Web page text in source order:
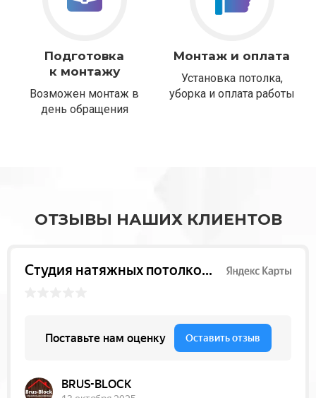
Подготовка
к монтажу
Возможен монтаж в
день обращения
Монтаж и оплата
Установка потолка,
уборка и оплата работы
ОТЗЫВЫ НАШИХ КЛИЕНТОВ